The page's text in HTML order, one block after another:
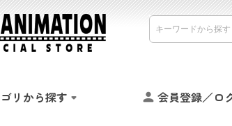
リから探す 会員登録／ロ